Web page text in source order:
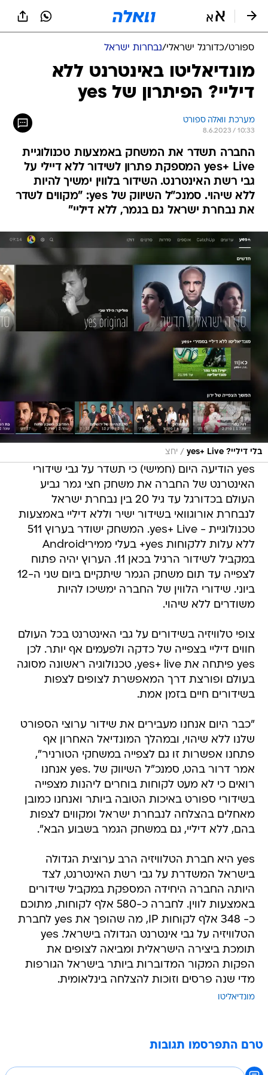
ספורט/כדורגל ישראלי/נבחרות ישראל
מונדיאליטו באינטרנט ללא
דיליי? הפיתרון של yes
מערכת וואלה ספורט
8.6.2023 / 10:33
החברה תשדר את המשחק באמצעות טכנולוגיית
yes+ Live המספקת פתרון לשידור ללא דיילי על
גבי רשת האינטרנט. השידור בלווין ימשיך להיות
ללא שיהוי. סמנכ"ל השיווק של yes: "מקווים לשדר
את נבחרת ישראל גם בגמר, ללא דיליי"
בלי דיליי? yes+ Live / יחצ
yes הודיעה היום (חמישי) כי תשדר על גבי שידורי
האינטרנט של החברה את משחק חצי גמר גביע
העולם בכדורגל עד גיל 20 בין נבחרת ישראל
לנבחרת אורוגוואי בשידור ישיר וללא דיליי באמצעות
טכנולוגיית - yes+ Live. המשחק ישודר בערוץ 511
ללא עלות ללקוחות yes+ בעלי ממיריAndroid
במקביל לשידור הרגיל בכאן 11. הערוץ יהיה פתוח
לצפייה עד תום משחק הגמר שיתקיים ביום שני ה-12
ביוני. שידורי הלווין של החברה ימשיכו להיות
משודרים ללא שיהוי.
צופי טלוויזיה בשידורים על גבי האינטרנט בכל העולם
חווים דיליי בצפייה של כדקה ולפעמים אף יותר. לכן
yes פיתחה את yes+ live, טכנולוגיה ראשונה מסוגה
בעולם ופורצת דרך המאפשרת לצופים לצפות
בשידורים חיים בזמן אמת.
"כבר היום אנחנו מעבירים את שידור ערוצי הספורט
שלנו ללא שיהוי, ובמהלך המונדיאל האחרון אף
פתחנו אפשרות זו גם לצפייה במשחקי הטורניר",
אמר דרור בהט, סמנכ"ל השיווק של .yes אנחנו
רואים כי לא מעט לקוחות בוחרים ליהנות מצפייה
בשידורי ספורט באיכות הטובה ביותר ואנחנו כמובן
מאחלים בהצלחה לנבחרת ישראל ומקווים לצפות
בהם, ללא דיליי, גם במשחק הגמר בשבוע הבא".
yes היא חברת הטלוויזיה הרב ערוצית הגדולה
בישראל המשדרת על גבי רשת האינטרנט, לצד
היותה החברה היחידה המספקת במקביל שידורים
באמצעות לווין. לחברה כ-580 אלף לקוחות, מתוכם
כ- 348 אלף לקוחות IP, מה שהופך את yes לחברת
הטלוויזיה על גבי אינטרנט הגדולה בישראל. yes
תומכת ביצירה הישראלית ומביאה לצופים את
הפקות המקור המדוברות ביותר בישראל הגורפות
מדי שנה פרסים וזוכות להצלחה בינלאומית.
מונדיאליטו
טרם התפרסמו תגובות